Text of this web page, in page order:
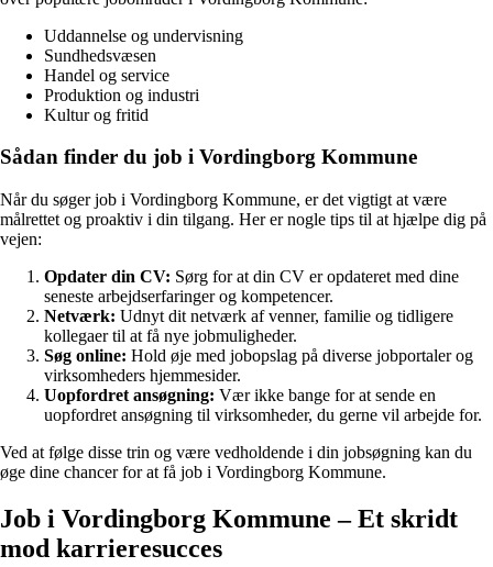
Uddannelse og undervisning
Sundhedsvæsen
Handel og service
Produktion og industri
Kultur og fritid
Sådan finder du job i Vordingborg Kommune
Når du søger job i Vordingborg Kommune, er det vigtigt at være
målrettet og proaktiv i din tilgang. Her er nogle tips til at hjælpe dig på
vejen:
Opdater din CV: Sørg for at din CV er opdateret med dine
seneste arbejdserfaringer og kompetencer.
Netværk: Udnyt dit netværk af venner, familie og tidligere
kollegaer til at få nye jobmuligheder.
Søg online: Hold øje med jobopslag på diverse jobportaler og
virksomheders hjemmesider.
Uopfordret ansøgning: Vær ikke bange for at sende en
uopfordret ansøgning til virksomheder, du gerne vil arbejde for.
Ved at følge disse trin og være vedholdende i din jobsøgning kan du
øge dine chancer for at få job i Vordingborg Kommune.
Job i Vordingborg Kommune – Et skridt
mod karrieresucces